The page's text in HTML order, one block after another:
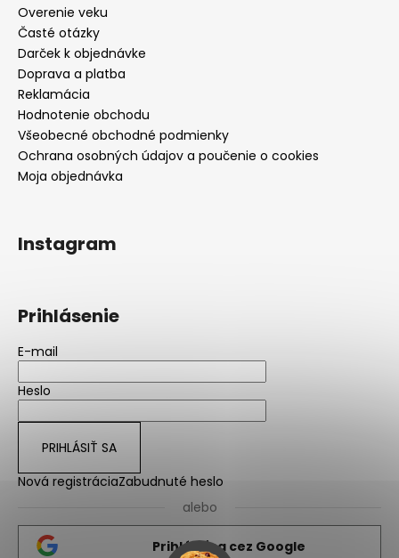
Overenie veku
Časté otázky
Darček k objednávke
Doprava a platba
Reklamácia
Hodnotenie obchodu
Všeobecné obchodné podmienky
Ochrana osobných údajov a poučenie o cookies
Moja objednávka
Instagram
Prihlásenie
E-mail
Heslo
PRIHLÁSIŤ SA
Nová registráciaZabudnuté heslo
alebo
Prihlásiť sa cez Google